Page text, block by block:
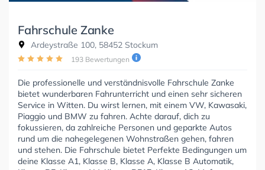
Fahrschule Zanke
Ardeystraße 100, 58452 Stockum
193 Bewertungen
Die professionelle und verständnisvolle Fahrschule Zanke
bietet wunderbaren Fahrunterricht und einen sehr sicheren
Service in Witten. Du wirst lernen, mit einem VW, Kawasaki,
Piaggio und BMW zu fahren. Achte darauf, dich zu
fokussieren, da zahlreiche Personen und geparkte Autos
rund um die nahegelegenen Wohnstraßen gehen, fahren
und stehen. Die Fahrschule bietet Perfekte Bedingungen um
deine Klasse A1, Klasse B, Klasse A, Klasse B Automatik,